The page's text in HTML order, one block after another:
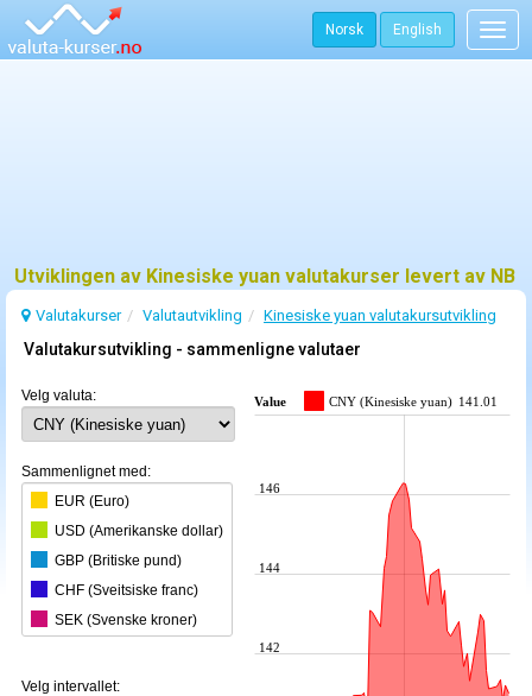
Norsk English
Utviklingen av Kinesiske yuan valutakurser levert av NB
Valutakurser Valutautvikling Kinesiske yuan valutakursutvikling
Valutakursutvikling - sammenligne valutaer
Velg valuta:
Sammenlignet med:
EUR (Euro)
USD (Amerikanske dollar)
GBP (Britiske pund)
CHF (Sveitsiske franc)
SEK (Svenske kroner)
ISK (Islandske kroner)
Velg intervallet:
Value CNY (Kinesiske yuan) 141.01
142
144
146